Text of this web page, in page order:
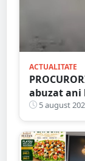
ACTUALITATE
abuzat ani
arestat!
5 august